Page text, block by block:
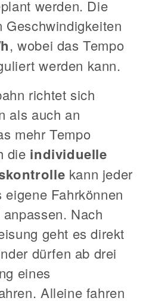
werden. Die
Geschwindigkeiten
, wobei das Tempo
werden kann.
richtet sich
als auch an
mehr Tempo
die individuelle
kann jeder
Fahrkönnen
Nach
geht es direkt
dürfen ab drei
eines
Alleine fahren